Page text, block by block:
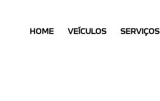
HOME VEÍCULOS SERVIÇOS
VEÍCULOS